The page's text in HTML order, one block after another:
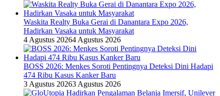
Waskita Realty Buka Gerai di Danantara Expo 2026,
Hadirkan Vasaka untuk Masyarakat
4 Agustus 20264 Agustus 2026
BOSS 2026: Menkes Soroti Pentingnya Deteksi Dini Hadapi
474 Ribu Kasus Kanker Baru
3 Agustus 20263 Agustus 2026